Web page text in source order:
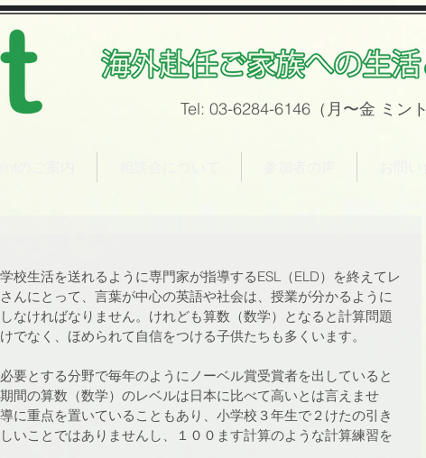
Tel: 03-6284-6146（月〜金 ミント
校生活を送れるように専門家が指導するESL（ELD）を終えてレ
んにとって、言葉が中心の英語や社会は、授業が分かるように
なければなりません。けれども算数（数学）となると計算問題
でなく、ほめられて自信をつける子供たちも多くいます。
要とする分野で毎年のようにノーベル賞受賞者を出していると
間の算数（数学）のレベルは日本に比べて高いとは言えませ
に重点を置いていることもあり、小学校３年生で２けたの引き
いことではありませんし、１００ます計算のような計算練習を